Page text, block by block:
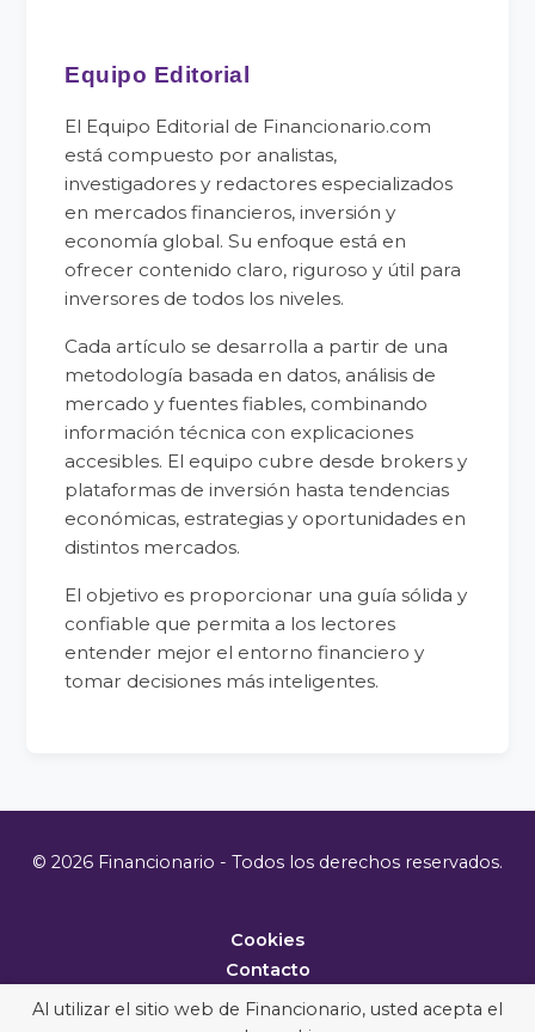
Equipo Editorial
El Equipo Editorial de Financionario.com
está compuesto por analistas,
investigadores y redactores especializados
en mercados financieros, inversión y
economía global. Su enfoque está en
ofrecer contenido claro, riguroso y útil para
inversores de todos los niveles.
Cada artículo se desarrolla a partir de una
metodología basada en datos, análisis de
mercado y fuentes fiables, combinando
información técnica con explicaciones
accesibles. El equipo cubre desde brokers y
plataformas de inversión hasta tendencias
económicas, estrategias y oportunidades en
distintos mercados.
El objetivo es proporcionar una guía sólida y
confiable que permita a los lectores
entender mejor el entorno financiero y
tomar decisiones más inteligentes.
© 2026 Financionario - Todos los derechos reservados.
Cookies
Contacto
Metodología
Al utilizar el sitio web de Financionario, usted acepta el